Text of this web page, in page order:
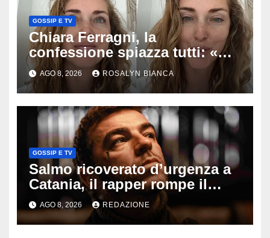
GOSSIP E TV
Chiara Ferragni, la
confessione spiazza tutti: «Un
mio ex voleva che mi rifacessi
il seno». Poi svela i ritocchi di
cui si è pentita
AGO 8, 2026 ROSALYN BIANCA
GOSSIP E TV
Salmo ricoverato d’urgenza a
Catania, il rapper rompe il
silenzio dopo la notte in
ospedale: come sta e cosa
succede al tour
AGO 8, 2026 REDAZIONE